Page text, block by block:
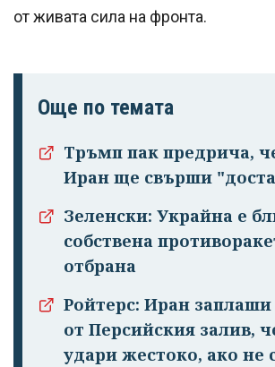
от живата сила на фронта.
Още по темата
Тръмп пак предрича,
Иран ще свърши
Зеленски: Украйна е
собствена
отбрана
Ройтерс: Иран заплаши
от Персийския залив,
удари жестоко, ако не